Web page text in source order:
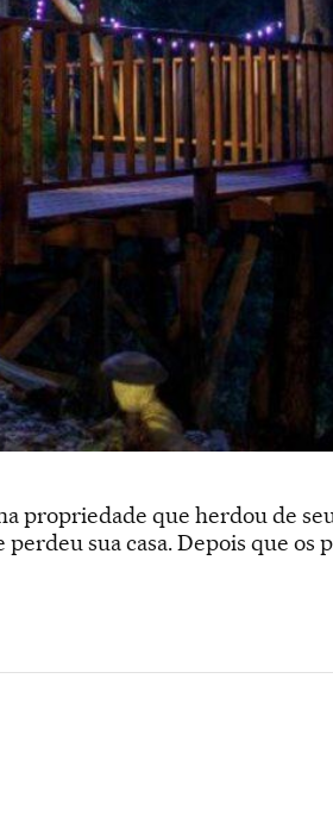
propriedade que herdou de
sua casa. Depois que os